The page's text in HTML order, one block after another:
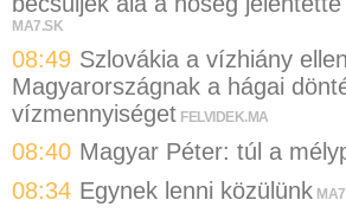
MA7.SK
08:49 Szlovákia a vízhiány
Magyarországnak a hágai
vízmennyiséget FELVIDEK.MA
08:40 Magyar Péter: túl a
08:34 Egynek lenni közülünk